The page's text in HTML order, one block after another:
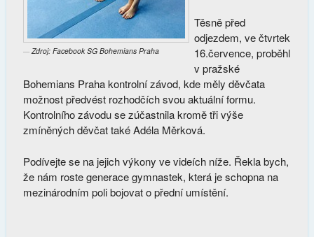
Zdroj: Facebook SG Bohemians Praha
Těsně před
odjezdem, ve čtvrtek
16.července, proběhl
v pražské
Bohemians Praha kontrolní závod, kde měly děvčata
možnost předvést rozhodčích svou aktuální formu.
Kontrolního závodu se zúčastnila kromě tři výše
zmíněných děvčat také Adéla Měrková.
Podívejte se na jejich výkony ve videích níže. Řekla bych,
že nám roste generace gymnastek, která je schopna na
mezinárodním poli bojovat o přední umístění.